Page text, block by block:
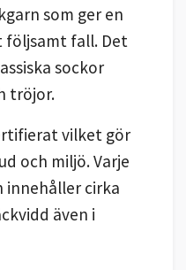
som ger en
följsamt fall. Det
sockor
tröjor.
vilket gör
och miljö. Varje
innehåller cirka
även i